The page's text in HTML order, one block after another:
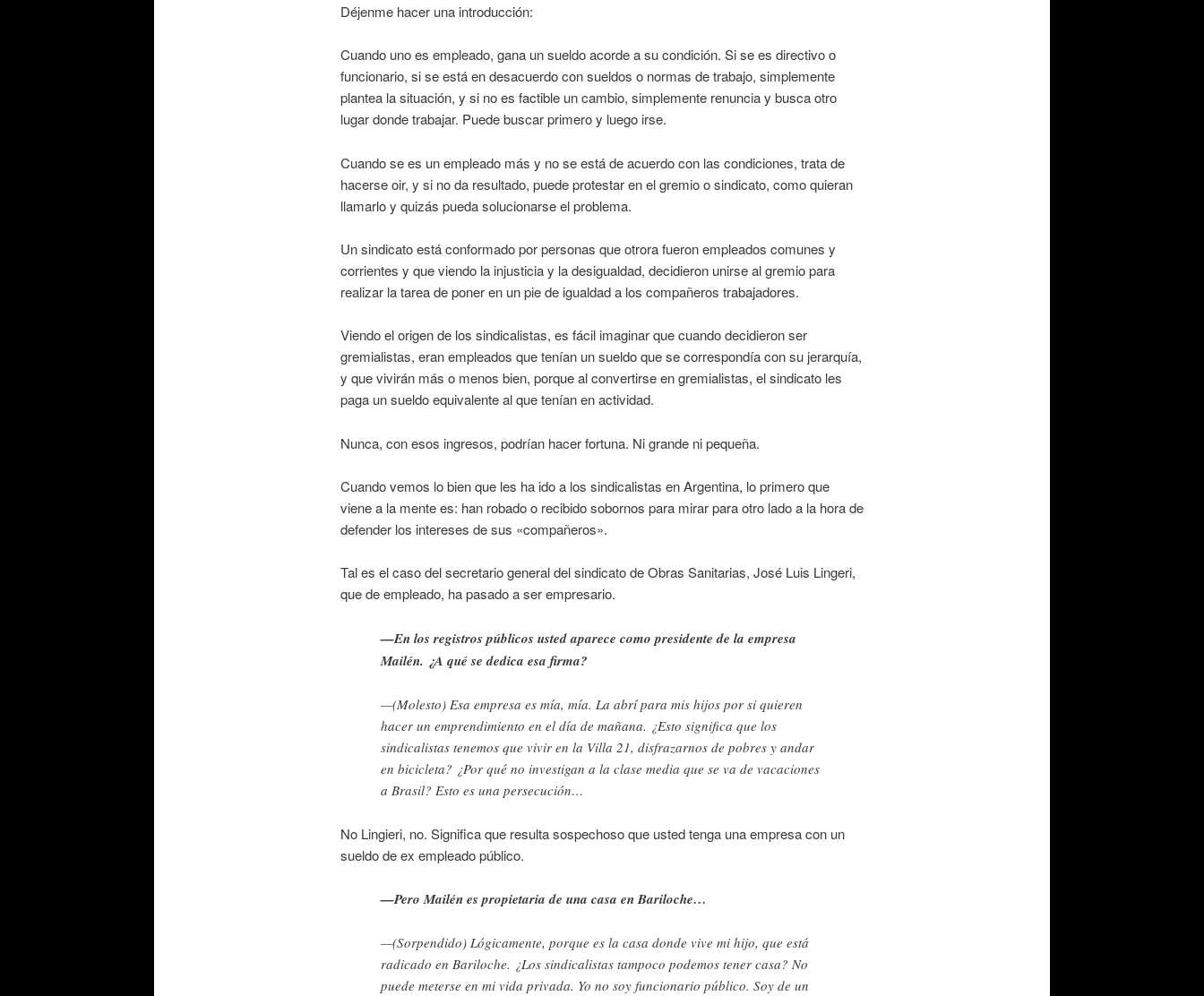
Déjenme hacer una introducción:
Cuando uno es empleado, gana un sueldo acorde a su condición. Si se es directivo o
funcionario, si se está en desacuerdo con sueldos o normas de trabajo, simplemente
plantea la situación, y si no es factible un cambio, simplemente renuncia y busca otro
lugar donde trabajar. Puede buscar primero y luego irse.
Cuando se es un empleado más y no se está de acuerdo con las condiciones, trata de
hacerse oir, y si no da resultado, puede protestar en el gremio o sindicato, como quieran
llamarlo y quizás pueda solucionarse el problema.
Un sindicato está conformado por personas que otrora fueron empleados comunes y
corrientes y que viendo la injusticia y la desigualdad, decidieron unirse al gremio para
realizar la tarea de poner en un pie de igualdad a los compañeros trabajadores.
Viendo el origen de los sindicalistas, es fácil imaginar que cuando decidieron ser
gremialistas, eran empleados que tenían un sueldo que se correspondía con su jerarquía,
y que vivirán más o menos bien, porque al convertirse en gremialistas, el sindicato les
paga un sueldo equivalente al que tenían en actividad.
Nunca, con esos ingresos, podrían hacer fortuna. Ni grande ni pequeña.
Cuando vemos lo bien que les ha ido a los sindicalistas en Argentina, lo primero que
viene a la mente es: han robado o recibido sobornos para mirar para otro lado a la hora de
defender los intereses de sus «compañeros».
Tal es el caso del secretario general del sindicato de Obras Sanitarias, José Luis Lingeri,
que de empleado, ha pasado a ser empresario.
—En los registros públicos usted aparece como presidente de la empresa
Mailén. ¿A qué se dedica esa firma?
—(Molesto) Esa empresa es mía, mía. La abrí para mis hijos por si quieren
hacer un emprendimiento en el día de mañana. ¿Esto significa que los
sindicalistas tenemos que vivir en la Villa 21, disfrazarnos de pobres y andar
en bicicleta? ¿Por qué no investigan a la clase media que se va de vacaciones
a Brasil? Esto es una persecución…
No Lingieri, no. Significa que resulta sospechoso que usted tenga una empresa con un
sueldo de ex empleado público.
—Pero Mailén es propietaria de una casa en Bariloche…
—(Sorpendido) Lógicamente, porque es la casa donde vive mi hijo, que está
radicado en Bariloche. ¿Los sindicalistas tampoco podemos tener casa? No
puede meterse en mi vida privada. Yo no soy funcionario público. Soy de un